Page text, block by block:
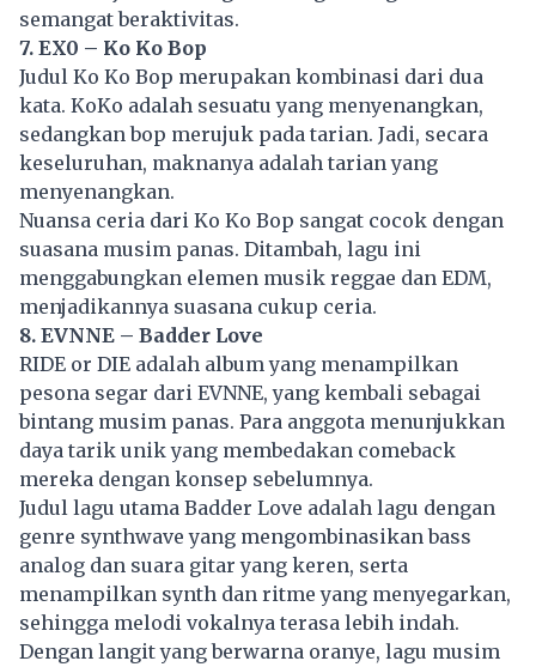
semangat beraktivitas.
7. EX0 – Ko Ko Bop
Judul Ko Ko Bop merupakan kombinasi dari dua
kata. KoKo adalah sesuatu yang menyenangkan,
sedangkan bop merujuk pada tarian. Jadi, secara
keseluruhan, maknanya adalah tarian yang
menyenangkan.
Nuansa ceria dari Ko Ko Bop sangat cocok dengan
suasana musim panas. Ditambah, lagu ini
menggabungkan elemen musik reggae dan EDM,
menjadikannya suasana cukup ceria.
8. EVNNE – Badder Love
RIDE or DIE adalah album yang menampilkan
pesona segar dari EVNNE, yang kembali sebagai
bintang musim panas. Para anggota menunjukkan
daya tarik unik yang membedakan comeback
mereka dengan konsep sebelumnya.
Judul lagu utama Badder Love adalah lagu dengan
genre synthwave yang mengombinasikan bass
analog dan suara gitar yang keren, serta
menampilkan synth dan ritme yang menyegarkan,
sehingga melodi vokalnya terasa lebih indah.
Dengan langit yang berwarna oranye, lagu musim